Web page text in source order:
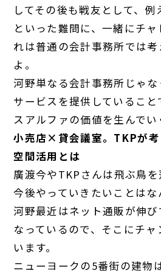
してその後も戦友として、
といった難問に、一緒にチ
れは普通の会計事務所では
よ。
河野単なる会計事務所じゃ
サービスを提供していること
スアルファの価値を生んでい
小売店×貸会議室。TKPが考
空間活用とは
廣渡今やTKPさんは飛ぶ鳥を
今後やっていきたいことはな
河野最近はネット通販が伸び
なっているので、そこにチ
います。
ニューヨークの5番街の建物